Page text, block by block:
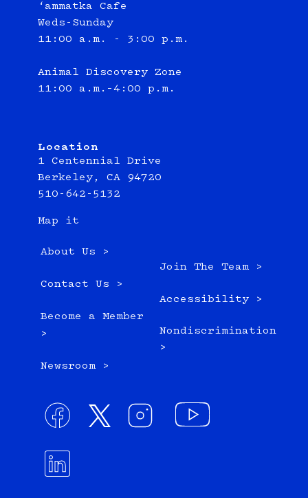
‘ammatka Cafe
Weds-Sunday
11:00 a.m. - 3:00 p.m.
Animal Discovery Zone
11:00 a.m.–4:00 p.m.
Location
1 Centennial Drive
Berkeley, CA 94720
510-642-5132
Map it
About Us >
Contact Us >
Become a Member
>
Newsroom >
Join The Team >
Accessibility >
Nondiscrimination
>